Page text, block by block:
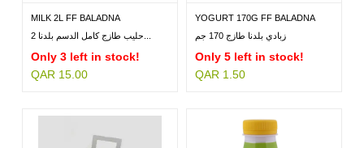
FOODMILK 2L FF BALADNA
Only 3 left in stock!
QAR 15.00
YOGURT 170G FF BALADNA
زبادي بلدنا طازج 170 جم
Only 5 left in stock!
QAR 1.50